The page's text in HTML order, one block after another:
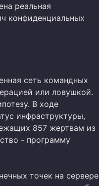
реальная
конфиденциальных
сеть командных
или ловушкой.
В ходе
инфраструктуры,
857 жертвам из
- программу
точек на сервере